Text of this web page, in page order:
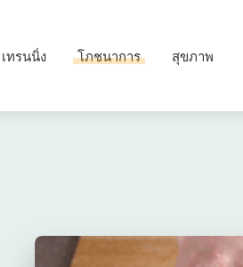
เทรนนิ่ง โภชนาการ สุขภาพ